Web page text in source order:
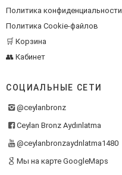
Политика конфиденциальности
Политика Cookie-файлов
🛒 Корзина
👥 Кабинет
СОЦИАЛЬНЫЕ СЕТИ
@ceylanbronz
Ceylan Bronz Aydınlatma
@ceylanbronzaydnlatma1480
Мы на карте GoogleMaps